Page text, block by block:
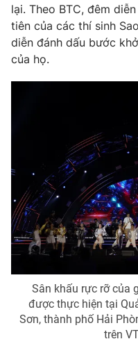
Video
VTV Money
Thị trường 24h
VTV4
VTV9
Liên hệ tòa soạn
lại. Theo BTC, đêm
tiên của các thí sinh
diễn đánh dấu bước
của họ.
Sân khấu rực rỡ của
được thực hiện tại
Sơn, thành phố Hải
trên